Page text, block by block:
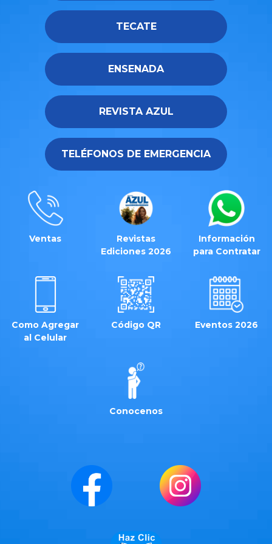
TECATE
ENSENADA
REVISTA AZUL
TELÉFONOS DE EMERGENCIA
Ventas
Revistas
Ediciones 2026
Información
para Contratar
Como Agregar
al Celular
Código QR Eventos 2026
Conocenos